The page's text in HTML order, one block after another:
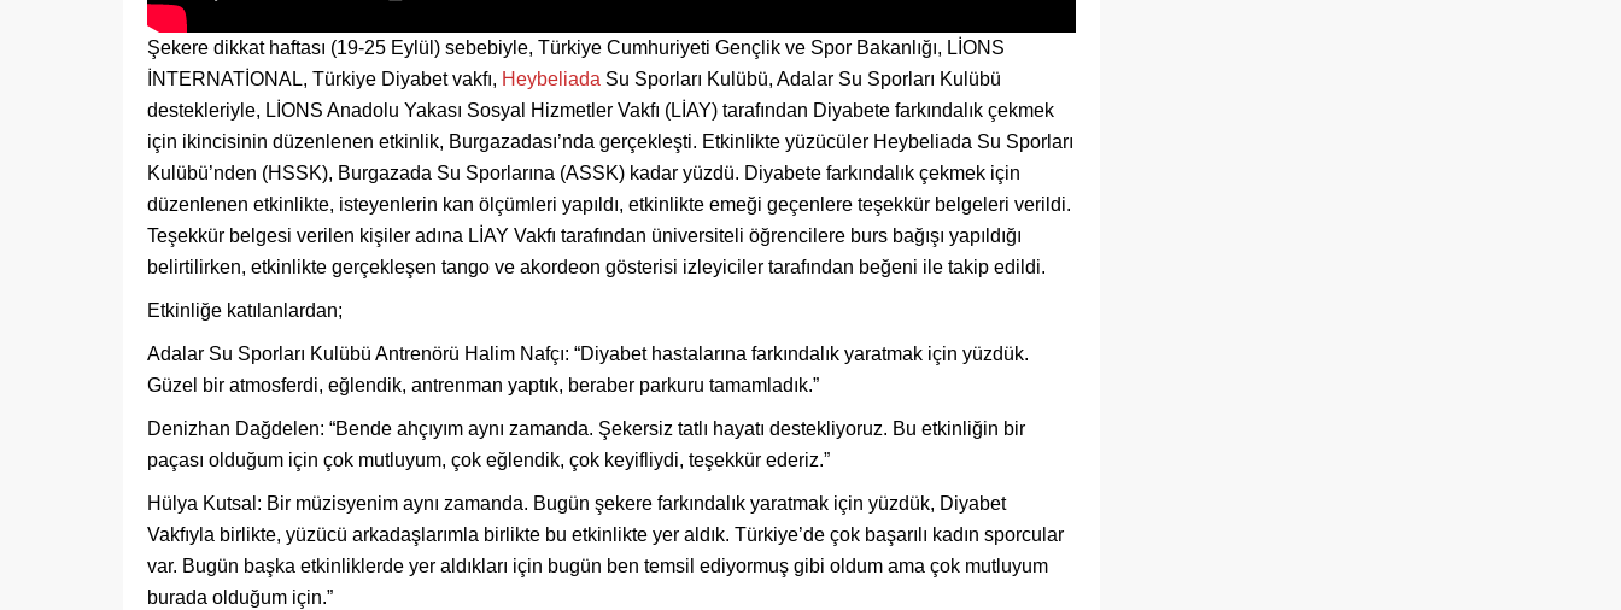
Şekere dikkat haftası (19-25 Eylül) sebebiyle, Türkiye Cumhuriyeti Gençlik ve Spor Bakanlığı, LİONS
İNTERNATİONAL, Türkiye Diyabet vakfı, Heybeliada Su Sporları Kulübü, Adalar Su Sporları Kulübü
destekleriyle, LİONS Anadolu Yakası Sosyal Hizmetler Vakfı (LİAY) tarafından Diyabete farkındalık çekmek
için ikincisinin düzenlenen etkinlik, Burgazadası’nda gerçekleşti. Etkinlikte yüzücüler Heybeliada Su Sporları
Kulübü’nden (HSSK), Burgazada Su Sporlarına (ASSK) kadar yüzdü. Diyabete farkındalık çekmek için
düzenlenen etkinlikte, isteyenlerin kan ölçümleri yapıldı, etkinlikte emeği geçenlere teşekkür belgeleri verildi.
Teşekkür belgesi verilen kişiler adına LİAY Vakfı tarafından üniversiteli öğrencilere burs bağışı yapıldığı
belirtilirken, etkinlikte gerçekleşen tango ve akordeon gösterisi izleyiciler tarafından beğeni ile takip edildi.
Etkinliğe katılanlardan;
Adalar Su Sporları Kulübü Antrenörü Halim Nafçı: “Diyabet hastalarına farkındalık yaratmak için yüzdük.
Güzel bir atmosferdi, eğlendik, antrenman yaptık, beraber parkuru tamamladık.”
Denizhan Dağdelen: “Bende ahçıyım aynı zamanda. Şekersiz tatlı hayatı destekliyoruz. Bu etkinliğin bir
paçası olduğum için çok mutluyum, çok eğlendik, çok keyifliydi, teşekkür ederiz.”
Hülya Kutsal: Bir müzisyenim aynı zamanda. Bugün şekere farkındalık yaratmak için yüzdük, Diyabet
Vakfıyla birlikte, yüzücü arkadaşlarımla birlikte bu etkinlikte yer aldık. Türkiye’de çok başarılı kadın sporcular
var. Bugün başka etkinliklerde yer aldıkları için bugün ben temsil ediyormuş gibi oldum ama çok mutluyum
burada olduğum için.”